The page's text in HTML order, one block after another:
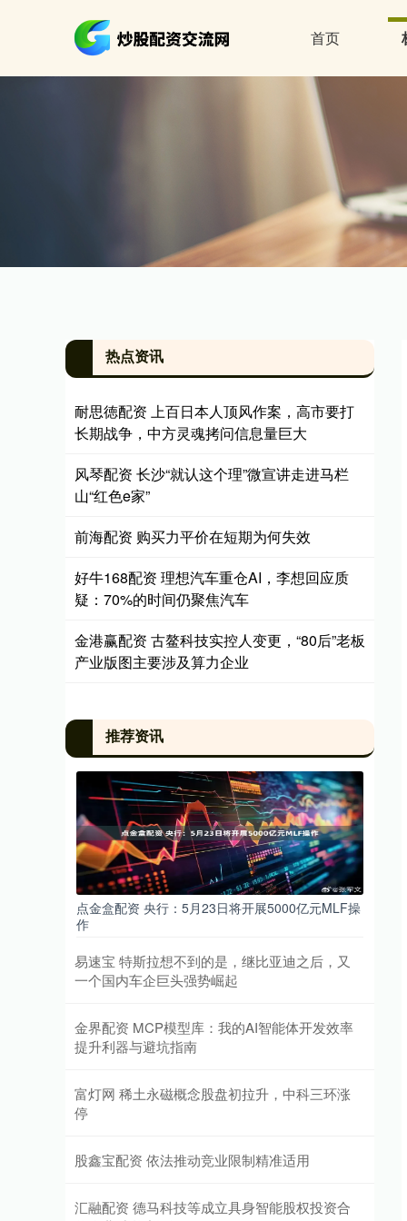
首页
热点资讯
耐思徳配资 上百日本人顶风作案，高市要打
长期战争，中方灵魂拷问信息量巨大
风琴配资 长沙“就认这个理”微宣讲走进马栏
山“红色e家”
前海配资 购买力平价在短期为何失效
好牛168配资 理想汽车重仓AI，李想回应质
疑：70%的时间仍聚焦汽车
金港赢配资 古鳌科技实控人变更，“80后”老板
产业版图主要涉及算力企业
推荐资讯
点金盒配资 央行：5月23日将开展5000亿元MLF操
作
易速宝 特斯拉想不到的是，继比亚迪之后，又
一个国内车企巨头强势崛起
金界配资 MCP模型库：我的AI智能体开发效率
提升利器与避坑指南
富灯网 稀土永磁概念股盘初拉升，中科三环涨
停
股鑫宝配资 依法推动竞业限制精准适用
汇融配资 德马科技等成立具身智能股权投资合